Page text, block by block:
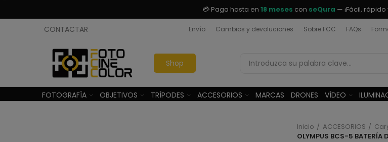
💳 Paga hasta en 18 meses con seQura — ¡Fácil,
CONTACTAR Envío Cambios y devoluciones Sobre FCC FAQs
Shop
FOTOGRAFÍA OBJETIVOS TRÍPODES ACCESORIOS MARCAS DRONES VÍDEO
Inicio ACCESORIOS
OLYMPUS BCS-5 BATERÍA